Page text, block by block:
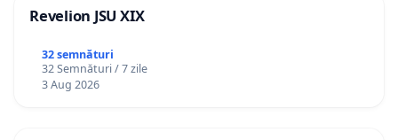
Revelion JSU XIX
32 semnături
32 Semnături / 7 zile
3 Aug 2026